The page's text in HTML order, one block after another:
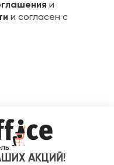
и
и согласен с
АКЦИЙ!